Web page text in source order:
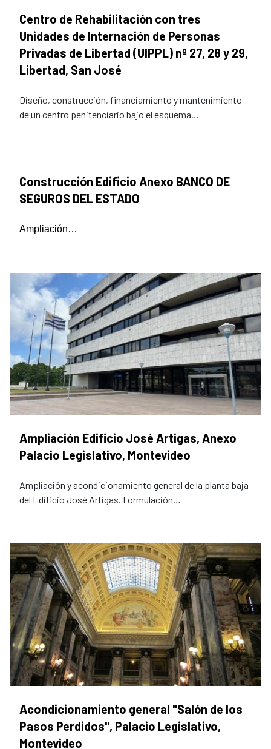
Centro de Rehabilitación con tres
Unidades de Internación de Personas
Privadas de Libertad (UIPPL) nº 27, 28 y 29,
Libertad, San José
Diseño, construcción, financiamiento y mantenimiento
de un centro penitenciario bajo el esquema…
Construcción Edificio Anexo BANCO DE
SEGUROS DEL ESTADO
Ampliación…
Ampliación Edificio José Artigas, Anexo
Palacio Legislativo, Montevideo
Ampliación y acondicionamiento general de la planta baja
del Edificio José Artigas. Formulación…
Acondicionamiento general "Salón de los
Pasos Perdidos", Palacio Legislativo,
Montevideo